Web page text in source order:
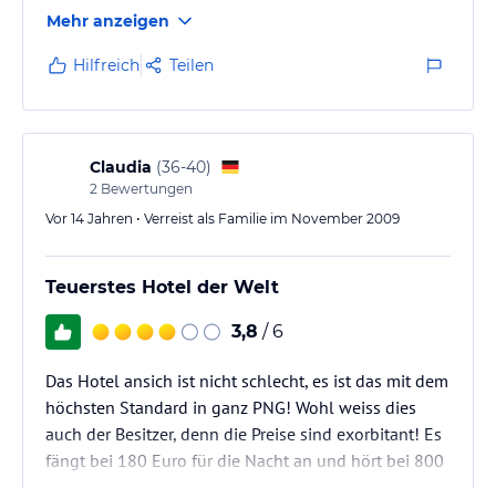
einen Blick auf das Flugfeld genießen. Im
angegliederten Gourmet-Restaurant „Bacchus"
servierte man uns ein feudales Abendessen mit
Thunfisch-Sashimi und gebratenem Baramundi-Filet
nebst passenden Getränken - angeblich die beste
Lokalität des Landes.
Mehr anzeigen
Hilfreich Teilen
Claudia (36-40)
2 Bewertungen
Vor 14 Jahren • Verreist als Familie im November 2009
Teuerstes Hotel der Welt
3,8 / 6
Das Hotel ansich ist nicht schlecht, es ist das mit dem
höchsten Standard in ganz PNG! Wohl weiss dies
auch der Besitzer, denn die Preise sind exorbitant! Es
fängt bei 180 Euro für die Nacht an und hört bei 800